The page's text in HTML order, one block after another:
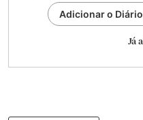
Adicionar o
Já